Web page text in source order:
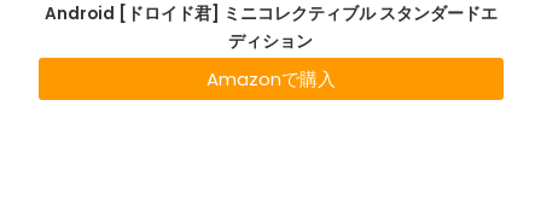
Android [ドロイド君] ミニコレクティブル スタンダードエ
ディション
Amazonで購入